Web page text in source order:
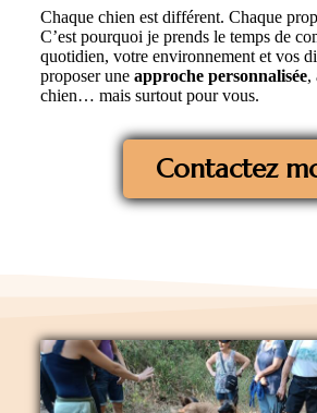
Chaque chien est différent. Chaque
C’est pourquoi je prends le temps de
quotidien, votre environnement et vos
proposer une approche personnalisée,
chien… mais surtout pour vous.
Contactez